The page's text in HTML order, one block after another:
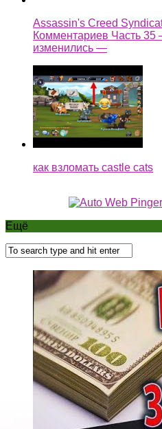
Assassin's Creed
Комментариев Часть
изменились —
как взломать castle cats
Ещё